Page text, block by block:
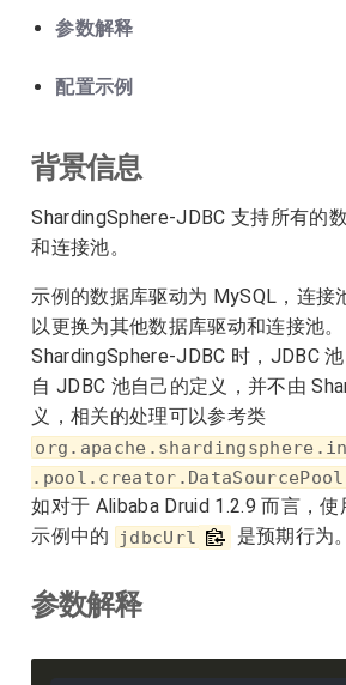
参数解释
配置示例
背景信息
ShardingSphere-JDBC 支持所有的
和连接池。
示例的数据库驱动为 MySQL，连接
以更换为其他数据库驱动和连接池。
ShardingSphere-JDBC 时，JDBC
自 JDBC 池自己的定义，并不由
义，相关的处理可以参考类
如对于 Alibaba Druid 1.2.9 而言，使
示例中的
jdbcUrl 是预期行为。
参数解释